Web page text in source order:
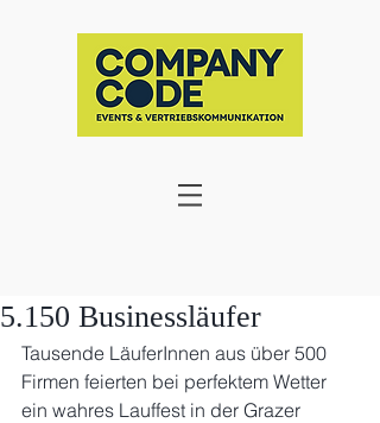
5.150 Businessläufer
Tausende LäuferInnen aus über 500
Firmen feierten bei perfektem Wetter
ein wahres Lauffest in der Grazer